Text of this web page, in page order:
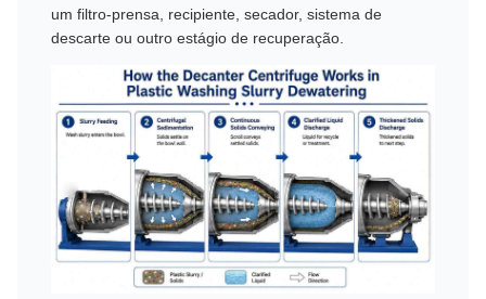
um filtro-prensa, recipiente, secador, sistema de
descarte ou outro estágio de recuperação.